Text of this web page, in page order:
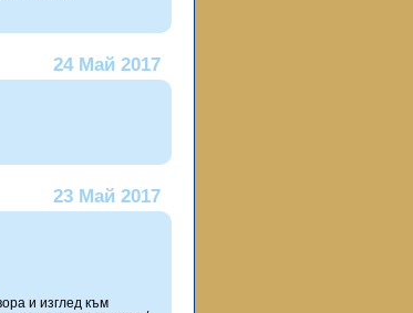
24 Май 2017
23 Май 2017
и изглед към